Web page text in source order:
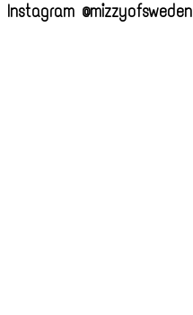
Instagram @mizzyofsweden